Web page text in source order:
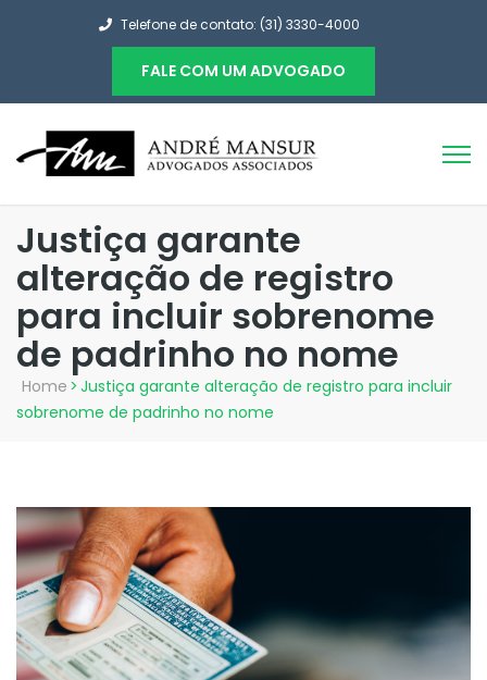
Telefone de contato: (31) 3330-4000
FALE COM UM ADVOGADO
Justiça garante
alteração de registro
para incluir sobrenome
de padrinho no nome
Home > Justiça garante alteração de registro para incluir
sobrenome de padrinho no nome